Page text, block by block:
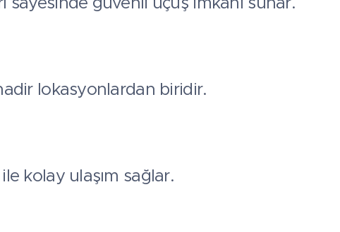
lokasyonlardan biridir.
kolay ulaşım sağlar.